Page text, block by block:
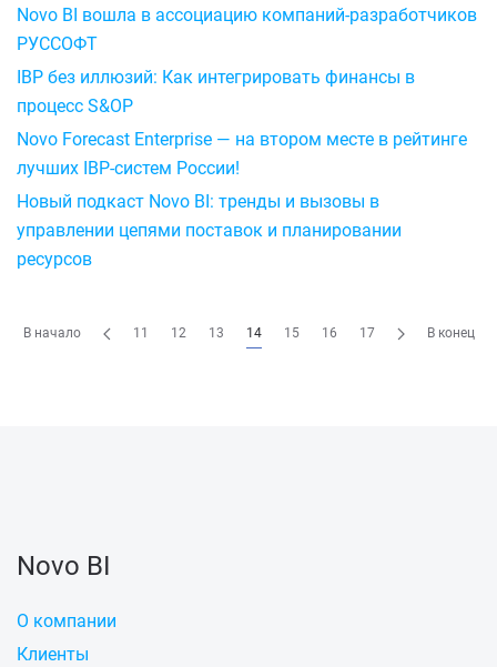
Novo BI вошла в ассоциацию компаний-разработчиков
РУССОФТ
IBP без иллюзий: Как интегрировать финансы в
процесс S&OP
Novo Forecast Enterprise — на втором месте в рейтинге
лучших IBP-систем России!
Новый подкаст Novo BI: тренды и вызовы в
управлении цепями поставок и планировании
ресурсов
В начало 11 12 13 14 15 16 17 В конец
Novo BI
О компании
Клиенты